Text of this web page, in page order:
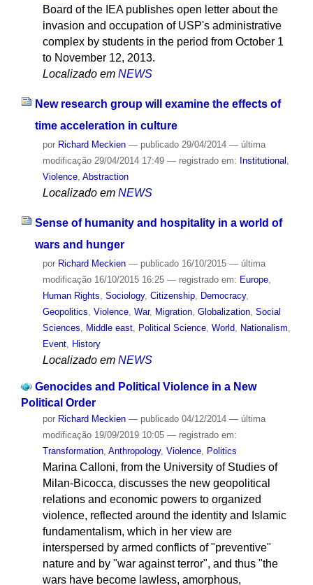
Board of the IEA publishes open letter about the
invasion and occupation of USP's administrative
complex by students in the period from October 1
to November 12, 2013.
Localizado em NEWS
New research group will examine the effects of
time acceleration in culture
por Richard Meckien — publicado29/04/2014 — última
modificação29/04/2014 17:49 — registrado em: Institutional
Violence, Abstraction
Localizado em NEWS
Sense of humanity and hospitality in a world of
wars and hunger
por Richard Meckien — publicado16/10/2015 — última
modificação16/10/2015 16:25 — registrado em: Europe,
Human Rights Sociology, Citizenship, Democracy,
Geopolitics Violence, War, Migration, Globalization, Social
Sciences
Middle east, Political Science, World, Nationalism
Event, History
Localizado em NEWS
Genocides and Political Violence in a New
Political Order
por Richard Meckien — publicado04/12/2014 — última
modificação19/09/2019 10:05 — registrado em:
Transformation, Anthropology, Violence, Politics
Marina Calloni, from the University of Studies of
Milan-Bicocca, discusses the new geopolitical
relations and economic powers to organized
violence, reflected around the identity and Islamic
fundamentalism, which in her view are
interspersed by armed conflicts of "preventive"
nature and by "war against terror", and thus "the
wars have become lawless, amorphous,